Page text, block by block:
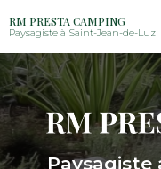
au
contenu
principal
RM PRESTA CAMPING
Paysagiste à Saint-Jean-de-Luz
Paysagiste